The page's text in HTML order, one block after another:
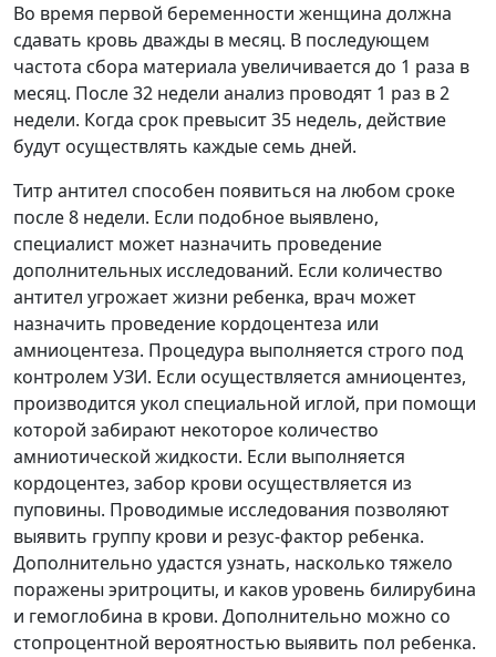
Во время первой беременности женщина должна
сдавать кровь дважды в месяц. В последующем
частота сбора материала увеличивается до 1 раза в
месяц. После 32 недели анализ проводят 1 раз в 2
недели. Когда срок превысит 35 недель, действие
будут осуществлять каждые семь дней.
Титр антител способен появиться на любом сроке
после 8 недели. Если подобное выявлено,
специалист может назначить проведение
дополнительных исследований. Если количество
антител угрожает жизни ребенка, врач может
назначить проведение кордоцентеза или
амниоцентеза. Процедура выполняется строго под
контролем УЗИ. Если осуществляется амниоцентез,
производится укол специальной иглой, при помощи
которой забирают некоторое количество
амниотической жидкости. Если выполняется
кордоцентез, забор крови осуществляется из
пуповины. Проводимые исследования позволяют
выявить группу крови и резус-фактор ребенка.
Дополнительно удастся узнать, насколько тяжело
поражены эритроциты, и каков уровень билирубина
и гемоглобина в крови. Дополнительно можно со
стопроцентной вероятностью выявить пол ребенка.